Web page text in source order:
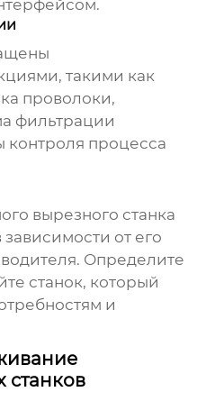
такими как
проволоки,
фильтрации
контроля процесса
вырезного станка
от его
Определите
станок, который
и
станков